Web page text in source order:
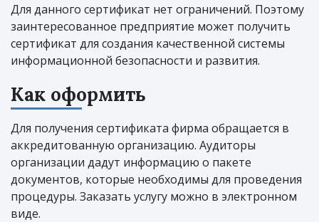
Для данного сертификат нет ограничений. Поэтому
заинтересованное предприятие может получить
сертификат для создания качественной системы
информационной безопасности и развития.
Как оформить
Для получения сертификата фирма обращается в
аккредитованную организацию. Аудиторы
организации дадут информацию о пакете
документов, которые необходимы для проведения
процедуры. Заказать услугу можно в электронном
виде.